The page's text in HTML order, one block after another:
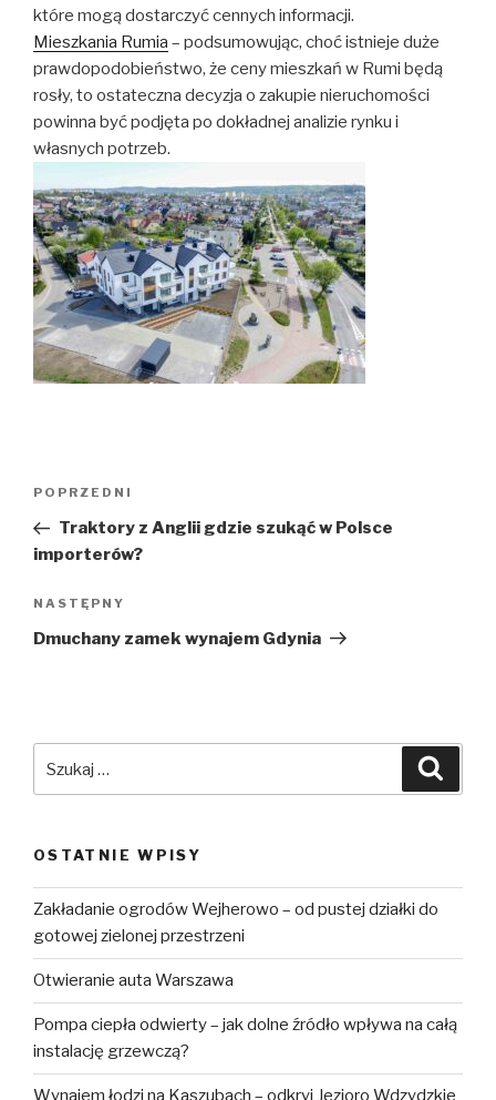
które mogą dostarczyć cennych informacji.
Mieszkania Rumia – podsumowując, choć istnieje duże
prawdopodobieństwo, że ceny mieszkań w Rumi będą
rosły, to ostateczna decyzja o zakupie nieruchomości
powinna być podjęta po dokładnej analizie rynku i
własnych potrzeb.
Nawigacja
Poprzedni
wpis
POPRZEDNI
Traktory z Anglii gdzie szukąć w Polsce
importerów?
Następny
wpis
NASTĘPNY
Dmuchany zamek wynajem Gdynia
OSTATNIE WPISY
Zakładanie ogrodów Wejherowo – od pustej działki do
gotowej zielonej przestrzeni
Otwieranie auta Warszawa
Pompa ciepła odwierty – jak dolne źródło wpływa na całą
instalację grzewczą?
Wynajem łodzi na Kaszubach – odkryj Jezioro Wdzydzkie